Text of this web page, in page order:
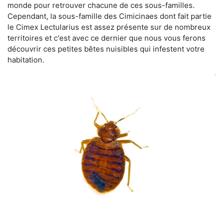
monde pour retrouver chacune de ces sous-familles.
Cependant, la sous-famille des Cimicinaes dont fait partie
le Cimex Lectularius est assez présente sur de nombreux
territoires et c'est avec ce dernier que nous vous ferons
découvrir ces petites bêtes nuisibles qui infestent votre
habitation.